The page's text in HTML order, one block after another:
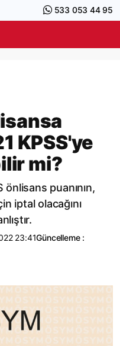
533 053 44 95
KPSS'ye
mi?
puanının,
iptal olacağını
23:41Güncelleme :